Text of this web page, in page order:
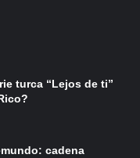
turca “Lejos de ti”
cadena